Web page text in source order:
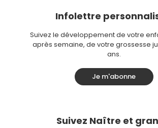
Infolettre
Suivez le développement de votre
après semaine, de votre grossesse
ans.
Je m'abonne
Suivez Naître et